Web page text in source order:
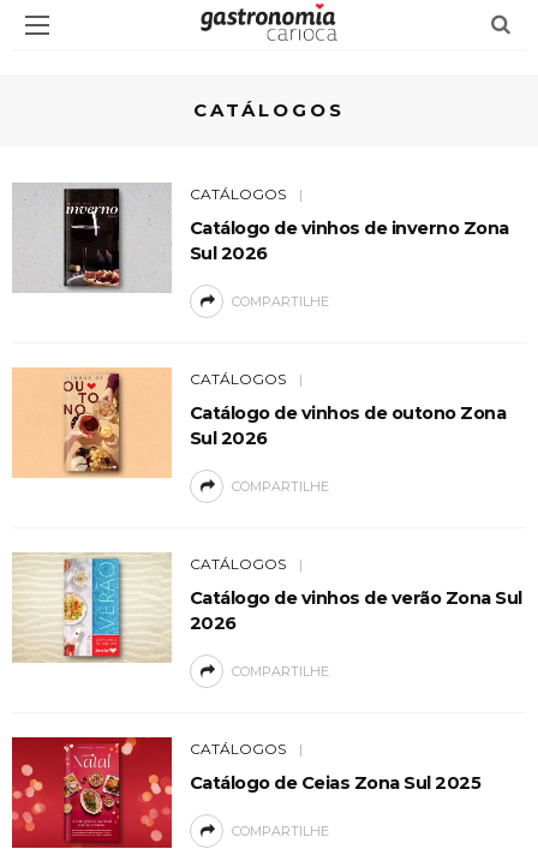
CATÁLOGOS
CATÁLOGOS
Catálogo de vinhos de inverno Zona
Sul 2026
COMPARTILHE
CATÁLOGOS
Catálogo de vinhos de outono Zona
Sul 2026
COMPARTILHE
CATÁLOGOS
Catálogo de vinhos de verão Zona Sul
2026
COMPARTILHE
CATÁLOGOS
Catálogo de Ceias Zona Sul 2025
COMPARTILHE